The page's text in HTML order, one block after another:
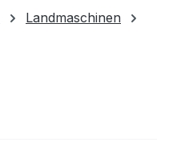
Landmaschinen